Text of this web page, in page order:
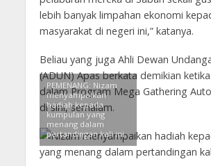
lebih banyak limpahan ekonomi
masyarakat di negeri ini,” katanya.
Beliau yang juga Ahli Dewan
(ADUN) Apas berkata demikian
dalam Program Mega Gathering
di sini, semalam.
PEMENANG: Nizam
menyampaikan
hadiah kepada
kumpulan yang
menang dalam
pertandingan kali ini.